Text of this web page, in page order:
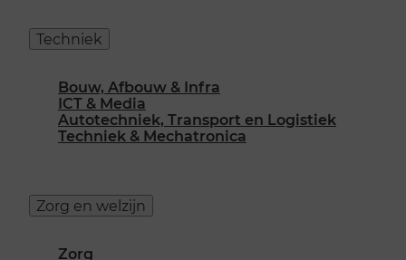
Techniek
Bouw, Afbouw & Infra
ICT & Media
Autotechniek, Transport en Logistiek
Techniek & Mechatronica
Zorg en welzijn
Zorg